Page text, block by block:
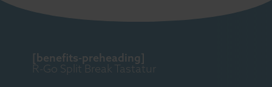
[benefits-preheading]
R-Go Split Break Tastatur